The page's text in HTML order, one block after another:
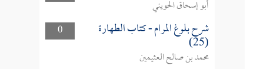
أبو إسحاق الحويني
0
شرح بلوغ المرام - كتاب الطهارة
(25)
محمد بن صالح العثيمين